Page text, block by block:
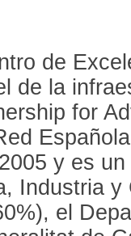
de
de la
for
y es
Industria y
el